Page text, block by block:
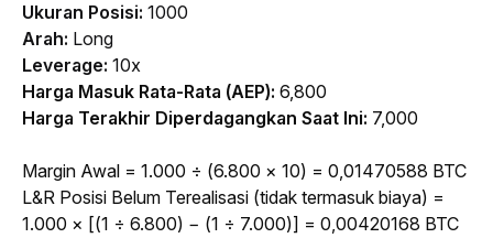
Ukuran Posisi: 1000
Arah: Long
Leverage: 10x
Harga Masuk Rata-Rata (AEP): 6,800
Harga Terakhir Diperdagangkan Saat Ini: 7,000
Margin Awal = 1.000 ÷ (6.800 × 10) = 0,01470588 BTC
L&R Posisi Belum Terealisasi (tidak termasuk biaya) =
1.000 × [(1 ÷ 6.800) − (1 ÷ 7.000)] = 0,00420168 BTC